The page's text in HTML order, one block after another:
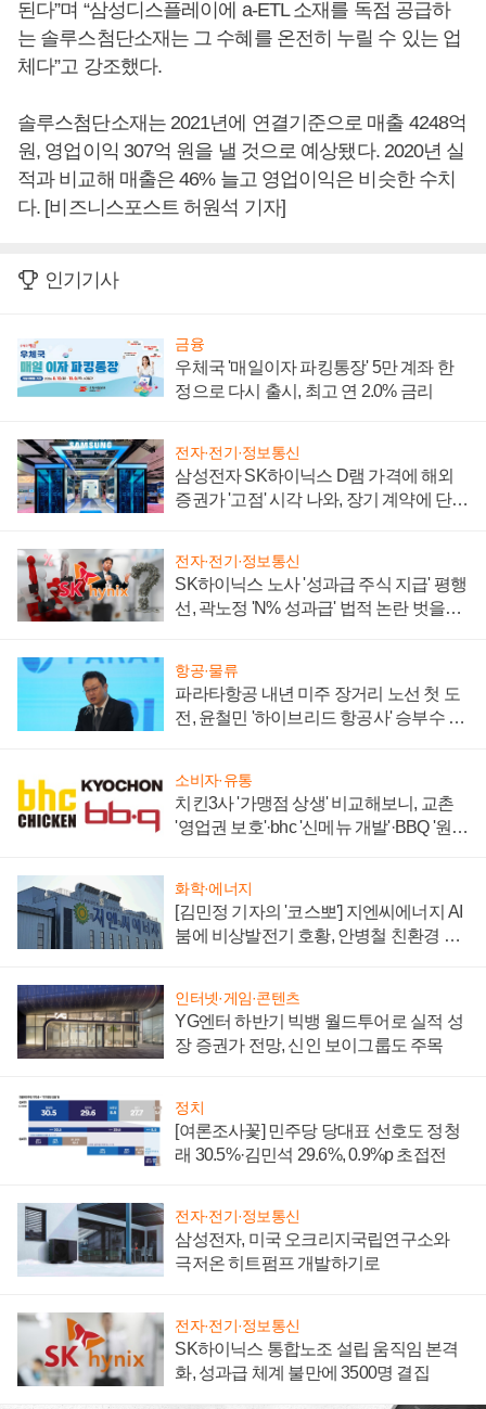
된다”며 “삼성디스플레이에 a-ETL 소재를 독점 공급하
는 솔루스첨단소재는 그 수혜를 온전히 누릴 수 있는 업
체다”고 강조했다.
솔루스첨단소재는 2021년에 연결기준으로 매출 4248억
원, 영업이익 307억 원을 낼 것으로 예상됐다. 2020년 실
적과 비교해 매출은 46% 늘고 영업이익은 비슷한 수치
다. [비즈니스포스트 허원석 기자]
인기기사
금융
우체국 '매일이자 파킹통장' 5만 계좌 한
정으로 다시 출시, 최고 연 2.0% 금리
전자·전기·정보통신
삼성전자 SK하이닉스 D램 가격에 해외
증권가 '고점' 시각 나와, 장기 계약에 단점
전자·전기·정보통신
SK하이닉스 노사 '성과급 주식 지급' 평행
선, 곽노정 'N% 성과급' 법적 논란 벗을지
항공·물류
파라타항공 내년 미주 장거리 노선 첫 도
전, 윤철민 '하이브리드 항공사' 승부수 통
소비자·유통
치킨3사 '가맹점 상생' 비교해보니, 교촌
'영업권 보호'·bhc '신메뉴 개발'·BBQ '원가
화학·에너지
[김민정 기자의 '코스뽀'] 지엔씨에너지 AI
붐에 비상발전기 호황, 안병철 친환경 에
인터넷·게임·콘텐츠
YG엔터 하반기 빅뱅 월드투어로 실적 성
장 증권가 전망, 신인 보이그룹도 주목
정치
[여론조사꽃] 민주당 당대표 선호도 정청
래 30.5%·김민석 29.6%, 0.9%p 초접전
전자·전기·정보통신
삼성전자, 미국 오크리지국립연구소와
극저온 히트펌프 개발하기로
전자·전기·정보통신
SK하이닉스 통합노조 설립 움직임 본격
화, 성과급 체계 불만에 3500명 결집